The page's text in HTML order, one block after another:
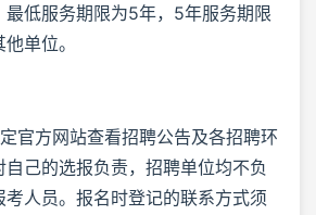
最低服务期限为5年，5年服务期限
单位。
官方网站查看招聘公告及各招聘环
己的选报负责，招聘单位均不负
考人员。报名时登记的联系方式须